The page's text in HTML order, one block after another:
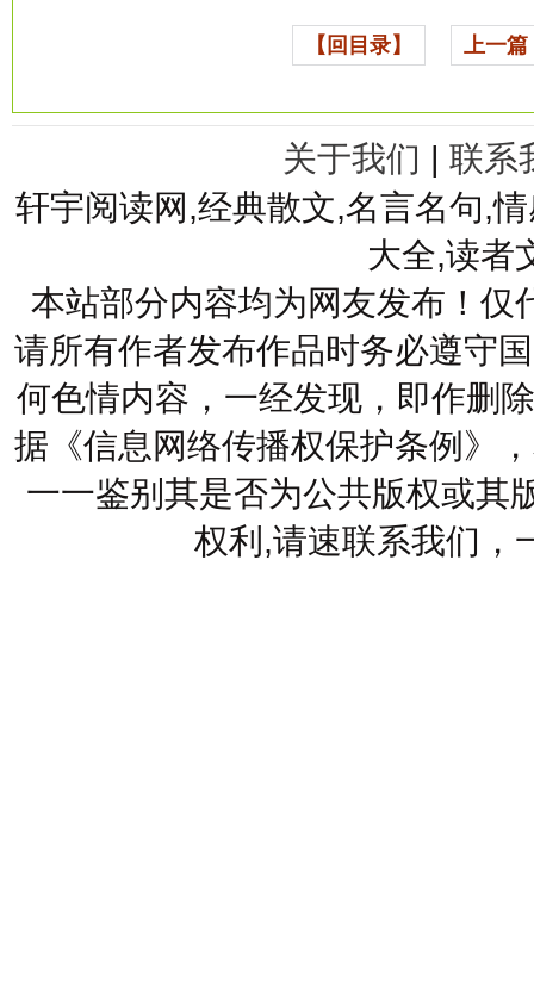
【回目录】 上一篇
关于我们 | 联系
轩宇阅读网,经典散文,名言名句,
大全,读者
本站部分内容均为网友发布！仅
请所有作者发布作品时务必遵守
何色情内容，一经发现，即作删
据《信息网络传播权保护条例》
一一鉴别其是否为公共版权或其
权利,请速联系我们，